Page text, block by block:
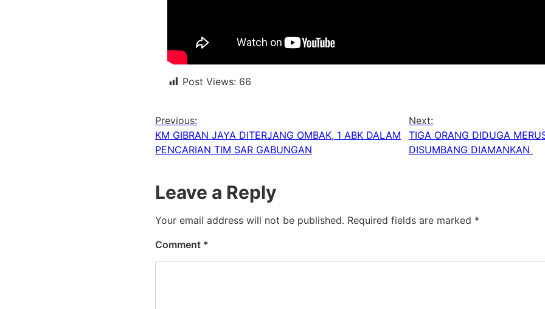
Post Views: 66
Previous:
KM GIBRAN JAYA DITERJANG OMBAK, 1 ABK DALAM
PENCARIAN TIM SAR GABUNGAN
Next:
TIGA ORANG DIDUGA
DISUMBANG DIAMANKAN
Leave a Reply
Your email address will not be published. Required fields are marked *
Comment *